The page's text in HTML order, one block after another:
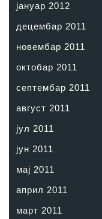
јануар 2012
децембар 2011
новембар 2011
октобар 2011
септембар 2011
август 2011
јул 2011
јун 2011
мај 2011
април 2011
март 2011